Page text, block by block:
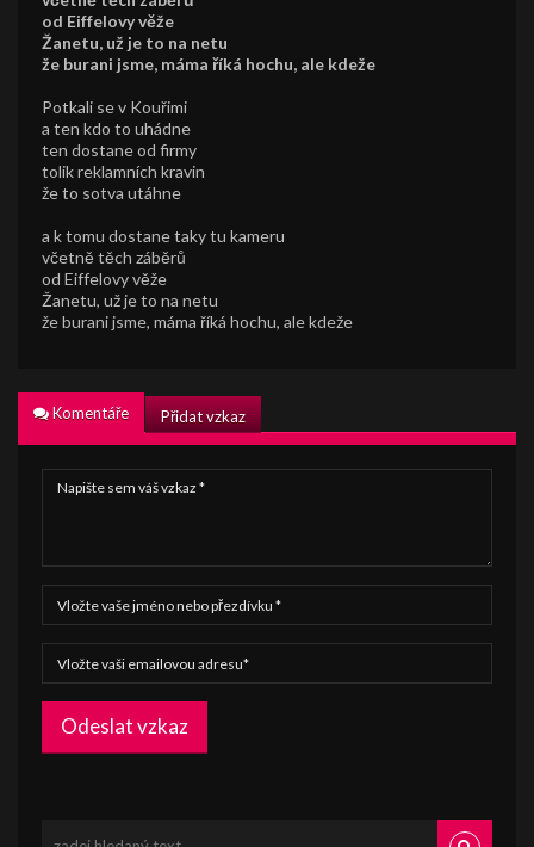
od Eiffelovy věže
Žanetu, už je to na netu
že burani jsme, máma říká hochu, ale kdeže
Potkali se v Kouřimi
a ten kdo to uhádne
ten dostane od firmy
tolik reklamních kravin
že to sotva utáhne
a k tomu dostane taky tu kameru
včetně těch záběrů
od Eiffelovy věže
Žanetu, už je to na netu
že burani jsme, máma říká hochu, ale kdeže
Komentáře Přidat vzkaz
Odeslat vzkaz